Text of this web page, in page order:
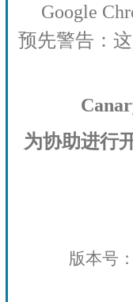
Google
预先警告：
为协助进行
版本号